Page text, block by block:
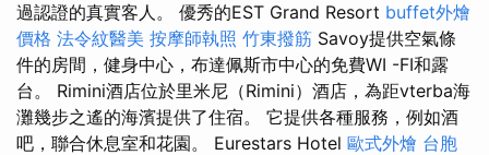
過認證的真實客人。 優秀的EST Grand Resort buffet外燴
價格 法令紋醫美 按摩師執照 竹東撥筋 Savoy提供空氣條
件的房間，健身中心，布達佩斯市中心的免費WI -FI和露
台。 Rimini酒店位於里米尼（Rimini）酒店，為距vterba海
灘幾步之遙的海濱提供了住宿。 它提供各種服務，例如酒
吧，聯合休息室和花園。 Eurestars Hotel 歐式外燴 台胞